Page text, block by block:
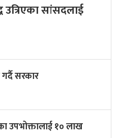
उत्रिएका सांसदलाई
सरकार
उपभोक्तालाई १० लाख